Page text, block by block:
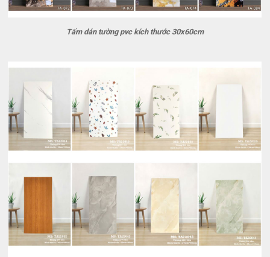
Tấm dán tường pvc kích thước 30x60cm